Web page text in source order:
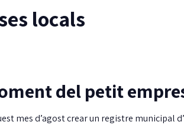
locals
del petit
mes d’agost crear un registre municipal